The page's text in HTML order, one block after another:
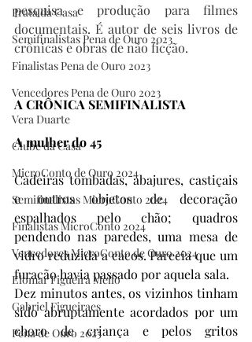
Prata da Casa
Semifinalistas Pena de Ouro 2023
Finalistas Pena de Ouro 2023
Vencedores Pena de Ouro 2023
Vera Duarte
Clube da Casa
MicroConto de Ouro 2024
Semifinalistas MicroConto 2024
Finalistas MicroConto 2024
Vencedores MicroConto de Ouro 2024
Elomar Figueira Mello
Gabriel Figueiraes
Pena de Ouro 2025
pesquisa e produção para filmes
documentais. É autor de seis livros de
crônicas e obras de não ficção.
A CRÔNICA SEMIFINALISTA
A mulher do 45
Cadeiras tombadas, abajures, castiçais
e outros objetos de decoração
espalhados pelo chão; quadros
pendendo nas paredes, uma mesa de
vidro reduzida a cacos. Parecia que um
furacão havia passado por aquela sala.
Dez minutos antes, os vizinhos tinham
sido abruptamente acordados por um
choro de criança e pelos gritos